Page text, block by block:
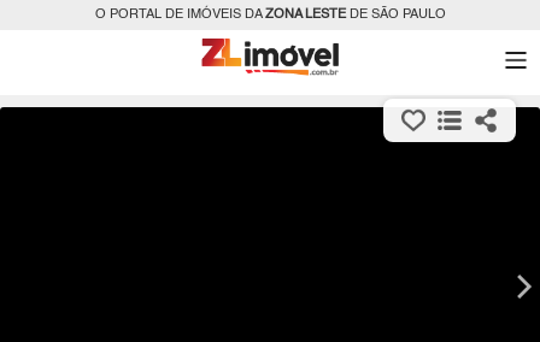
O PORTAL DE IMÓVEIS DAZONA LESTEDE SÃO PAULO